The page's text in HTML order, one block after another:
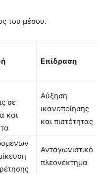
του μέσου.
Επίδραση
σε
και
Αύξηση
ικανοποίησης
και πιστότητας
Ανταγωνιστικό
πλεονέκτημα